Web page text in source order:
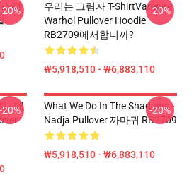
웨
-20%
우리는 그림자 T-ShirtVampire
Warhol Pullover Hoodie
RB2709에서합니까?
₩5,918,510 - ₩6,883,110
-20%
- 데
-20%
What We Do In The Shadows -
Nadja Pullover 까마귀 RB2709
₩5,918,510 - ₩6,883,110
-20%